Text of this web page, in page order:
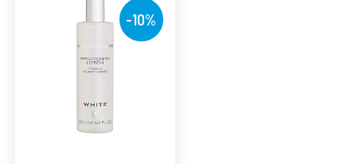
-10%